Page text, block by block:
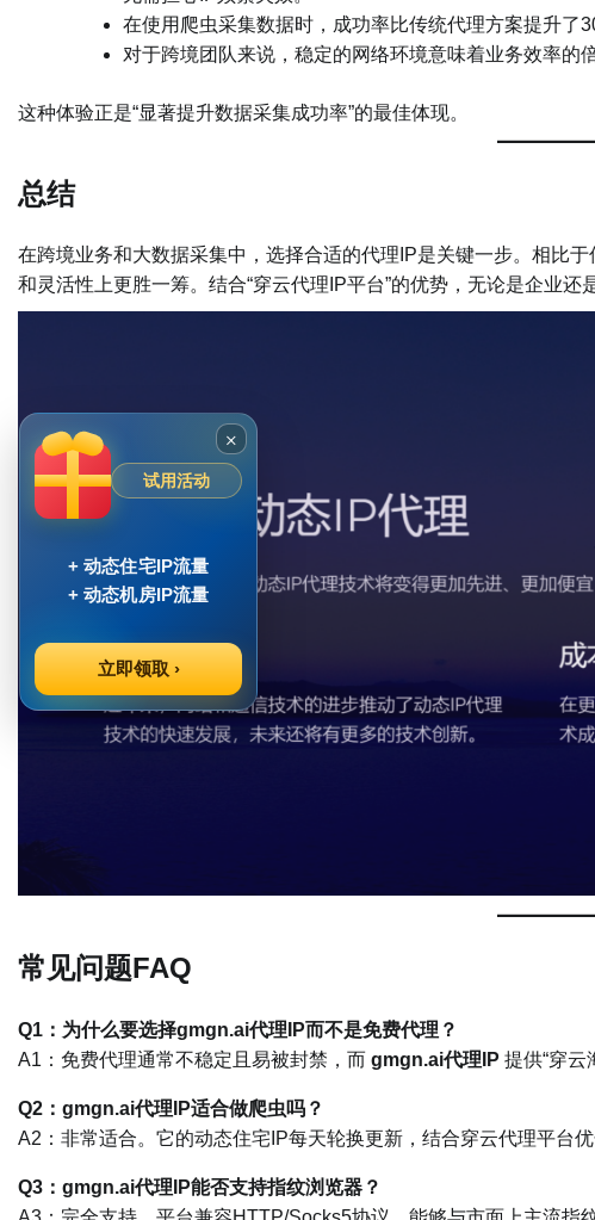
在使用爬虫采集数据时，成功率比传统代理方案提升了
对于跨境团队来说，稳定的网络环境意味着业务效率的倍
这种体验正是“显著提升数据采集成功率”的最佳体现。
总结
在跨境业务和大数据采集中，选择合适的代理IP是关键一步。相比于
和灵活性上更胜一筹。结合“穿云代理IP平台”的优势，无论是企业还
常见问题FAQ
Q1：为什么要选择gmgn.ai代理IP而不是免费代理？
A1：免费代理通常不稳定且易被封禁，而 gmgn.ai代理IP 提供“穿云
Q2：gmgn.ai代理IP适合做爬虫吗？
A2：非常适合。它的动态住宅IP每天轮换更新，结合穿云代理平台
Q3：gmgn.ai代理IP能否支持指纹浏览器？
×
试用活动
+ 动态住宅IP流量
+ 动态机房IP流量
立即领取 ›